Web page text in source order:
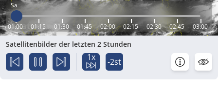
Sa
01:00 01:15 01:30 01:45 02:00 02:15 02:30 02:45 03:00
Satellitenbilder der letzten 2 Stunden
1x -2st